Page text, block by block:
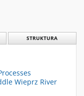
STRUKTURA
Wieprz River